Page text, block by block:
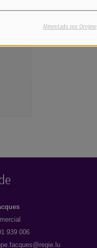
Alimentado por Orejime
939 006